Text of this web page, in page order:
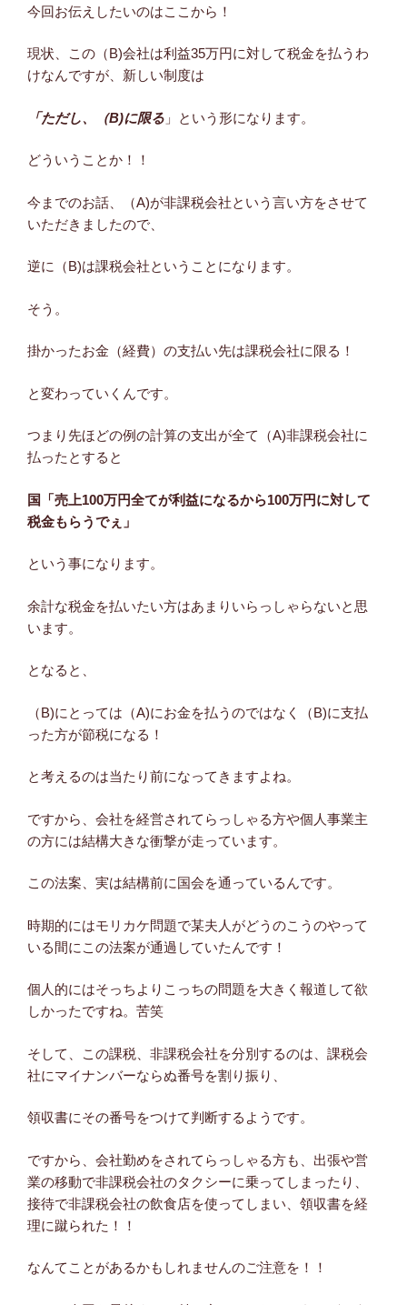
今回お伝えしたいのはここから！
現状、この（B)会社は利益35万円に対して税金を払うわ
けなんですが、新しい制度は
「ただし、（B)に限る 」という形になります。
どういうことか！！
今までのお話、（A)が非課税会社という言い方をさせて
いただきましたので、
逆に（B)は課税会社ということになります。
そう。
掛かったお金（経費）の支払い先は課税会社に限る！
と変わっていくんです。
つまり先ほどの例の計算の支出が全て（A)非課税会社に
払ったとすると
国「売上100万円全てが利益になるから100万円に対して
税金もらうでぇ」
という事になります。
余計な税金を払いたい方はあまりいらっしゃらないと思
います。
となると、
（B)にとっては（A)にお金を払うのではなく（B)に支払
った方が節税になる！
と考えるのは当たり前になってきますよね。
ですから、会社を経営されてらっしゃる方や個人事業主
の方には結構大きな衝撃が走っています。
この法案、実は結構前に国会を通っているんです。
時期的にはモリカケ問題で某夫人がどうのこうのやって
いる間にこの法案が通過していたんです！
個人的にはそっちよりこっちの問題を大きく報道して欲
しかったですね。苦笑
そして、この課税、非課税会社を分別するのは、課税会
社にマイナンバーならぬ番号を割り振り、
領収書にその番号をつけて判断するようです。
ですから、会社勤めをされてらっしゃる方も、出張や営
業の移動で非課税会社のタクシーに乗ってしまったり、
接待で非課税会社の飲食店を使ってしまい、領収書を経
理に蹴られた！！
なんてことがあるかもしれませんのご注意を！！